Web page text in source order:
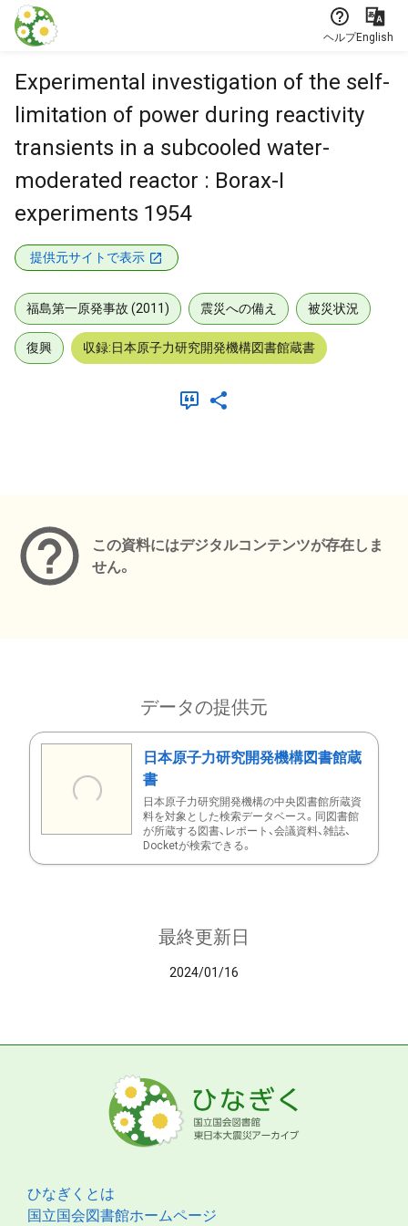
本文に飛ぶ
ヘルプEnglish
Experimental investigation of the self-
limitation of power during reactivity
transients in a subcooled water-
moderated reactor : Borax-I
experiments 1954
提供元サイトで表示
福島第一原発事故 (2011) 震災への備え 被災状況
復興 収録:日本原子力研究開発機構図書館蔵書
この資料にはデジタルコンテンツが存在しま
せん。
データの提供元
日本原子力研究開発機構図書館蔵
書
日本原子力研究開発機構の中央図書館所蔵資
料を対象とした検索データベース。同図書館
が所蔵する図書、レポート、会議資料、雑誌、
Docketが検索できる。
最終更新日
2024/01/16
ひなぎくとは
国立国会図書館ホームページ